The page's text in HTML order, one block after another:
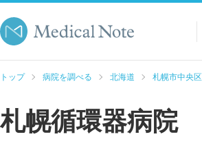
トップ 病院を調べる 北海道 札幌市中央区
札幌循環器病院